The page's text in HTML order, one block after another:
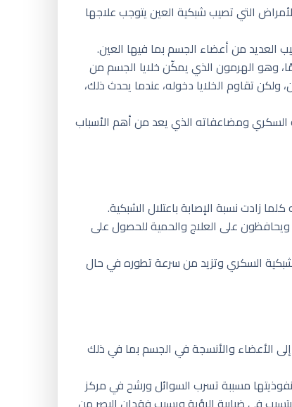
التي تصيب شبكية العين يتوجب علاجها
من أعضاء الجسم بما فيها العين.
وهو الهرمون الذي يمكّن خلايا الجسم من
تقاوم الخلايا دخوله، عندما يحدث ذلك،
السكري ومضاعفاته الذي يعد من أهم الأسباب
زادت نسبة الإصابة باعتلال الشبكية.
على العلاج والحمية للحصول على
السكري وتزيد من سرعة تطوره في حال
الأعضاء والأنسجة في الجسم بما في ذلك
مسببة تسرب السوائل ورشح في مركز